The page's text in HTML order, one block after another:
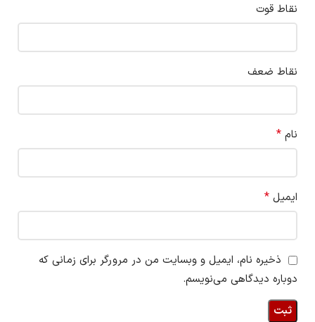
نقاط قوت
نقاط ضعف
نام *
ایمیل *
ذخیره نام، ایمیل و وبسایت من در مرورگر برای زمانی که
دوباره دیدگاهی می‌نویسم.